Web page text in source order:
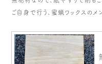
ご自身で行う、蜜蝋ワックスのメ